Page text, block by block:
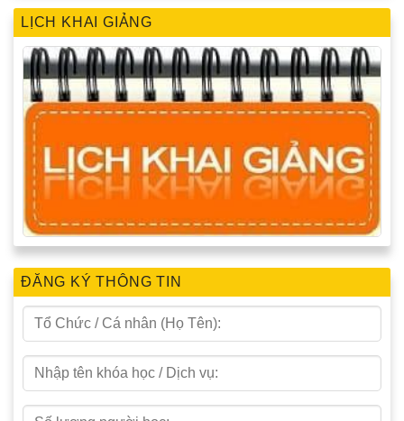
LỊCH KHAI GIẢNG
ĐĂNG KÝ THÔNG TIN